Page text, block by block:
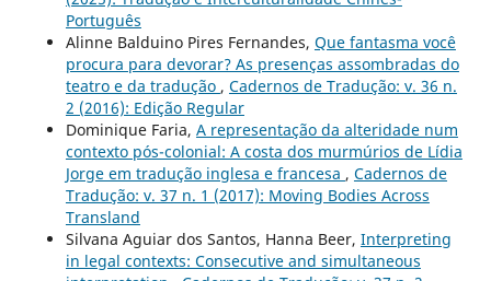
Português
Alinne Balduino Pires Fernandes, Que fantasma você
procura para devorar? As presenças assombradas do
teatro e da tradução , Cadernos de Tradução: v. 36 n.
2 (2016): Edição Regular
Dominique Faria, A representação da alteridade num
contexto pós-colonial: A costa dos murmúrios de Lídia
Jorge em tradução inglesa e francesa , Cadernos de
Tradução: v. 37 n. 1 (2017): Moving Bodies Across
Transland
Silvana Aguiar dos Santos, Hanna Beer, Interpreting
in legal contexts: Consecutive and simultaneous